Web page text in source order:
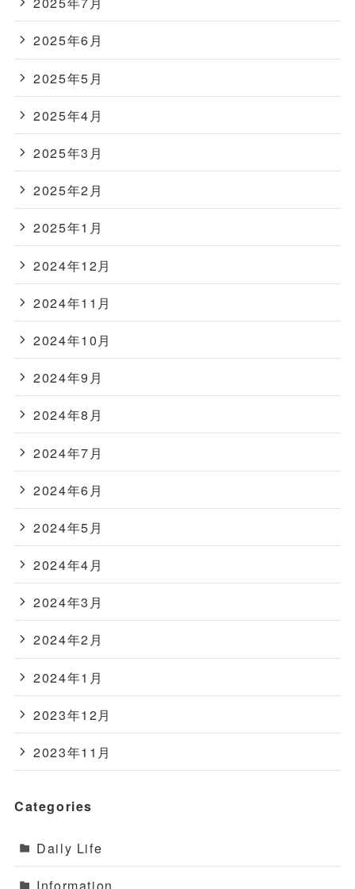
2025年6月
2025年5月
2025年4月
2025年3月
2025年2月
2025年1月
2024年12月
2024年11月
2024年10月
2024年9月
2024年8月
2024年7月
2024年6月
2024年5月
2024年4月
2024年3月
2024年2月
2024年1月
2023年12月
2023年11月
Categories
Daily Life
Information